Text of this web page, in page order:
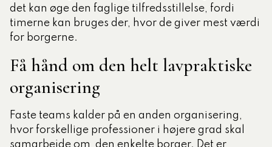
det kan øge den faglige tilfredsstillelse, fordi
timerne kan bruges der, hvor de giver mest værdi
for borgerne.
Få hånd om den helt lavpraktiske
organisering
Faste teams kalder på en anden organisering,
hvor forskellige professioner i højere grad skal
samarbejde om den enkelte borger. Det er